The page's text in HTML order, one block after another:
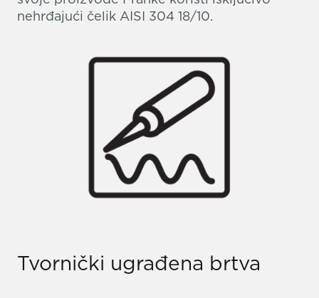
nehrđajući čelik AISI 304 18/10.
Tvornički ugrađena brtva